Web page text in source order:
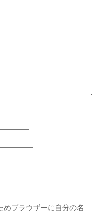
めブラウザーに自分の名